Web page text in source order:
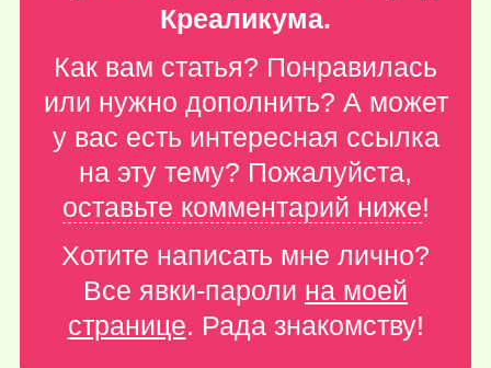
Креаликума.
Как вам статья? Понравилась
или нужно дополнить? А может
у вас есть интересная ссылка
на эту тему? Пожалуйста,
оставьте комментарий ниже!
Хотите написать мне лично?
Все явки-пароли на моей
странице. Рада знакомству!